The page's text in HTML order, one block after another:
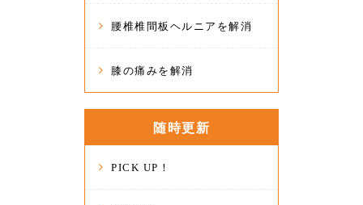
腰椎椎間板ヘルニアを解消
膝の痛みを解消
随時更新
PICK UP！